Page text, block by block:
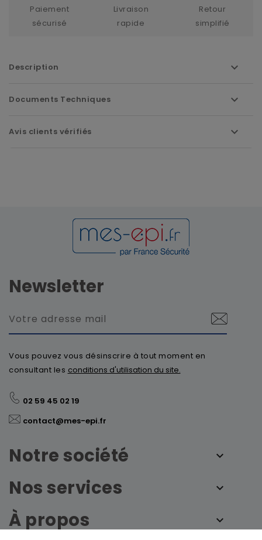
Paiement
sécurisé
Livraison
rapide
Retour
simplifié
Description
Documents Techniques
Avis clients vérifiés
Newsletter
Vous pouvez vous désinscrire à tout moment en
consultant les conditions d'utilisation du site.
02 59 45 02 19
contact@mes-epi.fr
Notre société
Nos services
À propos